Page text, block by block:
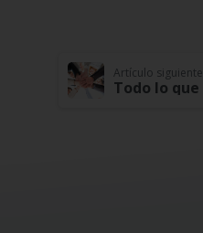
Artículo siguiente